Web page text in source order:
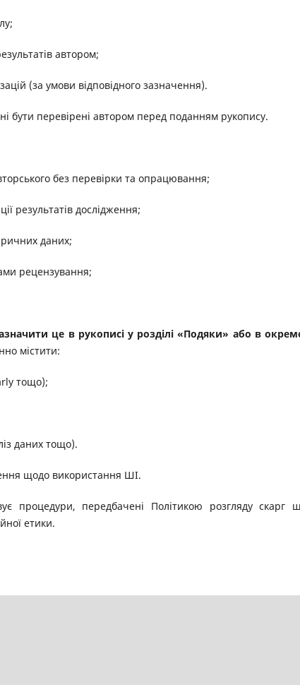
автором;
(за умови відповідного зазначення).
бути перевірені автором перед поданням рукопису.
без перевірки та опрацювання;
результатів дослідження;
даних;
рецензування;
це в рукописі у розділі «Подяки» або в
містити:
тощо);
даних тощо).
щодо використання ШІ.
процедури, передбачені Політикою розгляду скарг
етики.